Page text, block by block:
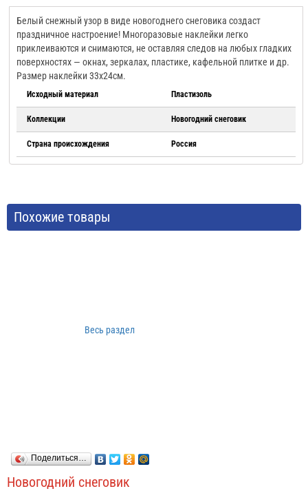
Белый снежный узор в виде новогоднего снеговика создаст
праздничное настроение! Многоразовые наклейки легко
приклеиваются и снимаются, не оставляя следов на любых гладких
поверхностях — окнах, зеркалах, пластике, кафельной плитке и др.
Размер наклейки 33х24см.
Исходный материал Пластизоль
Коллекции Новогодний снеговик
Страна происхождения Россия
Похожие товары
Весь раздел
Поделиться…
Новогодний снеговик